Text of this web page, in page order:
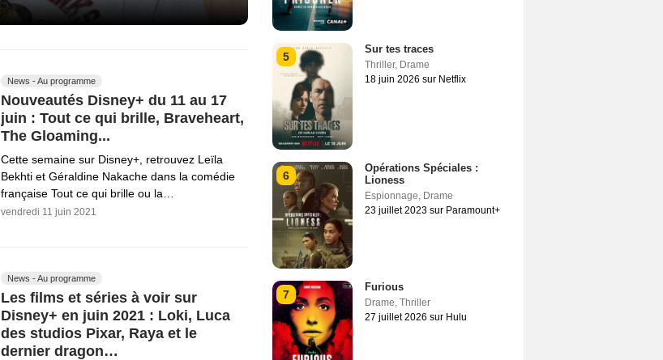
News - Au programme
Nouveautés Disney+ du 11 au 17
juin : Tout ce qui brille, Braveheart,
The Gloaming...
Cette semaine sur Disney+, retrouvez Leïla
Bekhti et Géraldine Nakache dans la comédie
française Tout ce qui brille ou la…
vendredi 11 juin 2021
News - Au programme
Les films et séries à voir sur
Disney+ en juin 2021 : Loki, Luca
des studios Pixar, Raya et le
dernier dragon…
5
Sur tes traces
Thriller, Drame
18 juin 2026 sur Netflix
6
Opérations Spéciales :
Lioness
Espionnage, Drame
23 juillet 2023 sur Paramount+
7
Furious
Drame, Thriller
27 juillet 2026 sur Hulu